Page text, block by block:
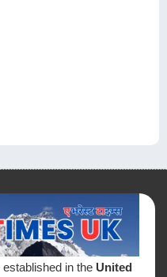
in the United